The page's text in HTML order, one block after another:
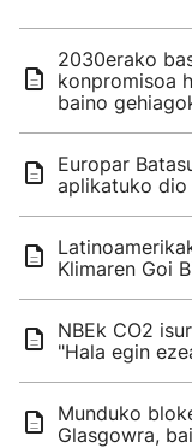
2030erako
konpromisoa
baino
Europar
aplikatuko dio
Klimaren Goi
NBEk CO2
"Hala egin
Munduko
Glasgowra,